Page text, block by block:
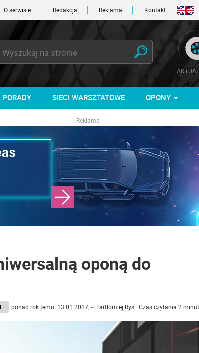
O serwisie Redakcja Reklama Kontakt
PORADY SIECI WARSZTATOWE OPONY
Reklama
oponą do
ponad rok temu 13.01.2017, ~ Bartłomiej Ryś Czas czytania 2